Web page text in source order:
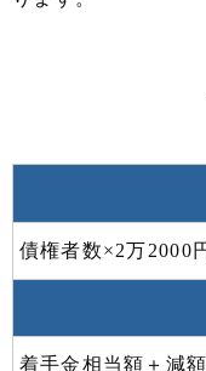
債権者数×2万2000
着手金相当額＋減